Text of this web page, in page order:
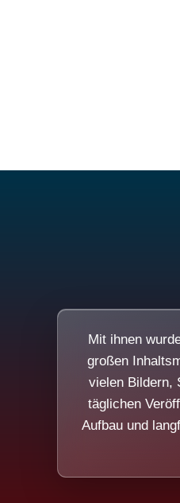
Mit ihnen
großen
vielen Bildern,
täglichen
Aufbau und